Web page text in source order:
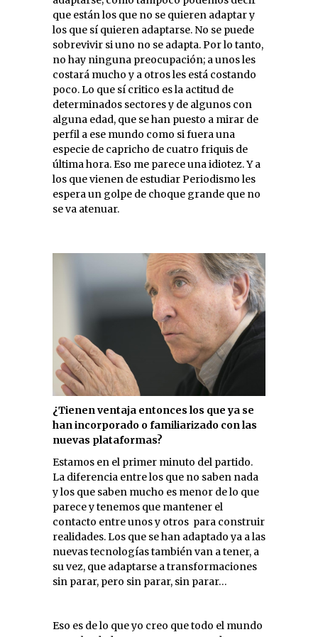
que están los que no se quieren adaptar y
los que sí quieren adaptarse. No se puede
sobrevivir si uno no se adapta. Por lo tanto,
no hay ninguna preocupación; a unos les
costará mucho y a otros les está costando
poco. Lo que sí critico es la actitud de
determinados sectores y de algunos con
alguna edad, que se han puesto a mirar de
perfil a ese mundo como si fuera una
especie de capricho de cuatro friquis de
última hora. Eso me parece una idiotez. Y a
los que vienen de estudiar Periodismo les
espera un golpe de choque grande que no
se va atenuar.
¿Tienen ventaja entonces los que ya se
han incorporado o familiarizado con las
nuevas plataformas?
Estamos en el primer minuto del partido.
La diferencia entre los que no saben nada
y los que saben mucho es menor de lo que
parece y tenemos que mantener el
contacto entre unos y otros para construir
realidades. Los que se han adaptado ya a las
nuevas tecnologías también van a tener, a
su vez, que adaptarse a transformaciones
sin parar, pero sin parar, sin parar…
Eso es de lo que yo creo que todo el mundo